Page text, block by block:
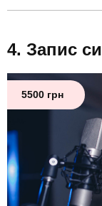
Запис
5500 грн